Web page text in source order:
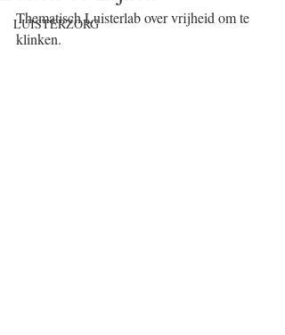
LUISTERZORG
Thematisch Luisterlab over vrijheid om te
klinken.